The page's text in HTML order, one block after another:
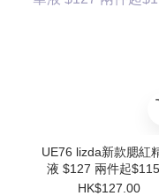
UE76 lizda新款腮紅
液 $127 兩件起
HK$127.00